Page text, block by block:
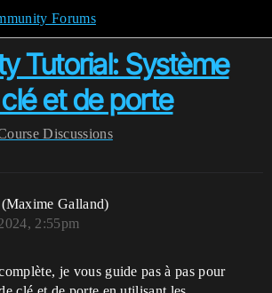
Forums
Tutorial: Système
et de porte
Discussions
(Maxime Galland)
2:55pm
je vous guide pas à pas pour